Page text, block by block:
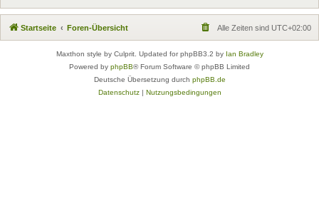
Startseite Foren-Übersicht Alle Zeiten sind UTC+02:00
Maxthon style by Culprit. Updated for phpBB3.2 by Ian Bradley
Powered by phpBB® Forum Software © phpBB Limited
Deutsche Übersetzung durch phpBB.de
Datenschutz| Nutzungsbedingungen